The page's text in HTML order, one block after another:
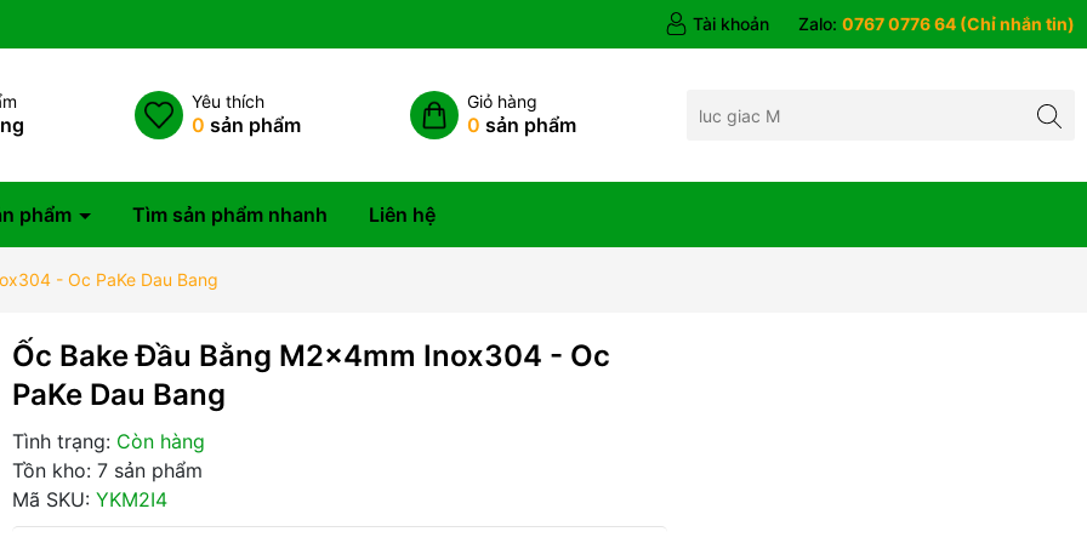
Tài khoản Zalo: 0767 0776 64 (Chỉ nhắn tin)
Yêu thích
0 sản phẩm
Giỏ hàng
0 sản phẩm
phẩm Tìm sản phẩm nhanh Liên hệ
- Oc PaKe Dau Bang
Ốc Bake Đầu Bằng M2x4mm Inox304 - Oc
PaKe Dau Bang
Tình trạng: Còn hàng
Tồn kho: 7 sản phẩm
Mã SKU: YKM2I4